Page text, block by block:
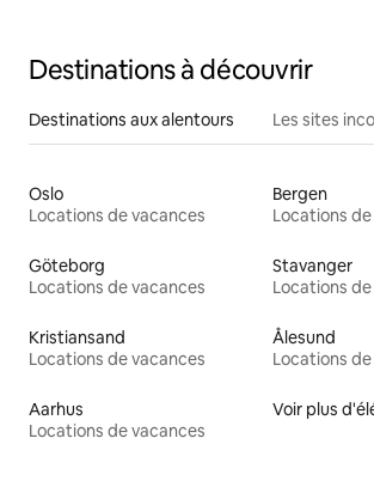
Destinations à découvrir
Destinations aux alentours Les sites
Oslo
Locations de vacances
Bergen
Locations
Göteborg
Locations de vacances
Stavanger
Locations
Kristiansand
Locations de vacances
Ålesund
Locations
Aarhus
Locations de vacances
Voir plus